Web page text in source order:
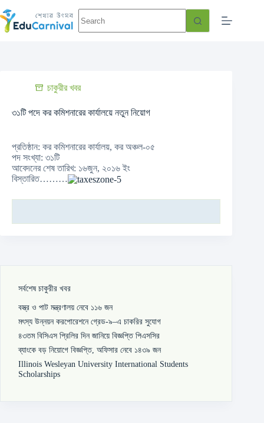
চাকুরীর খবর
৩১টি পদে কর কমিশনারের কার্যালয়ে নতুন নিয়োগ
প্রতিষ্ঠান: কর কমিশনারের কার্যালয়, কর অঞ্চল-০৫
পদ সংখ্যা: ৩১টি
আবেদনের শেষ তারিখ: ১৬জুন, ২০১৬ ইং
বিস্তারিত………
সর্বশেষ চাকুরীর খবর
বস্ত্র ও পাট মন্ত্রণালয় নেবে ১১৬ জন
মৎস্য উন্নয়ন করপোরেশনে গ্রেড-৯–এ চাকরির সুযোগ
৪৩তম বিসিএস প্রিলির দিন জানিয়ে বিজ্ঞপ্তি পিএসসির
ব্যাংকে বড় নিয়োগে বিজ্ঞপ্তি, অফিসার নেবে ১৪৩৯ জন
Illinois Wesleyan University International Students
Scholarships